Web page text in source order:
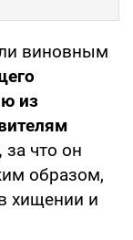
виновным
из
за что он
образом,
хищении и